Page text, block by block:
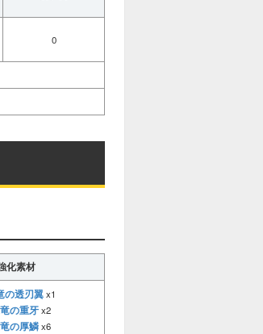
0
化素材
の透刃翼x1
の重牙x2
の厚鱗x6